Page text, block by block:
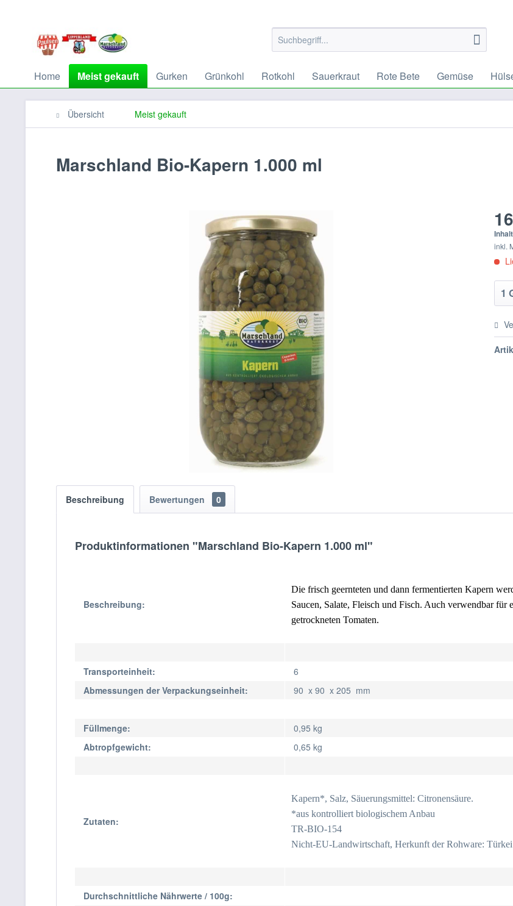
Home Meist gekauft Gurken Grünkohl Rotkohl Sauerkraut Rote Bete Gemüse
Übersicht Meist gekauft
Marschland Bio-Kapern 1.000 ml
inkl.
Beschreibung Bewertungen 0
Produktinformationen "Marschland Bio-Kapern 1.000 ml"
Beschreibung:
Die frisch geernteten und dann fermentierten Kapern
Saucen, Salate, Fleisch und Fisch. Auch verwendbar
getrockneten Tomaten.
Transporteinheit:
6
Abmessungen der Verpackungseinheit:
90 x 90 x 205 mm
Füllmenge:
0,95 kg
Abtropfgewicht:
0,65 kg
Zutaten:
Kapern*, Salz, Säuerungsmittel: Citronensäure.
*aus kontrolliert biologischem Anbau
TR-BIO-154
Nicht-EU-Landwirtschaft, Herkunft der Rohware: Türkei
Durchschnittliche Nährwerte / 100g: